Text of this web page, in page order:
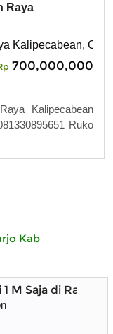
Raya
Kalipecabean,
700,000,000
Kalipecabean
Ruko
Kab
M Saja di Raya